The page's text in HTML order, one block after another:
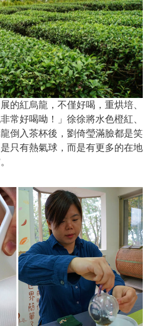
的紅烏龍，不僅好喝，重烘培、
常好喝呦！」徐徐將水色橙紅、
倒入茶杯後，劉倚瑩滿臉都是笑
只有熱氣球，而是有更多的在地